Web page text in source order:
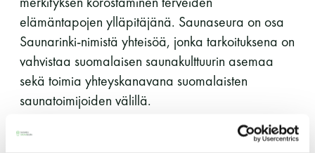
Hinnasto
Jäsen
Vieras jäsenen seurassa
25 €
elämäntapojen ylläpitäjänä. Saunaseura on osa
Saunarinki-nimistä yhteisöä, jonka tarkoituksena on
vahvistaa suomalaisen saunakulttuurin asemaa
sekä toimia yhteyskanavana suomalaisten
saunatoimijoiden välillä.
Suomen Saunaseura hakee nyt